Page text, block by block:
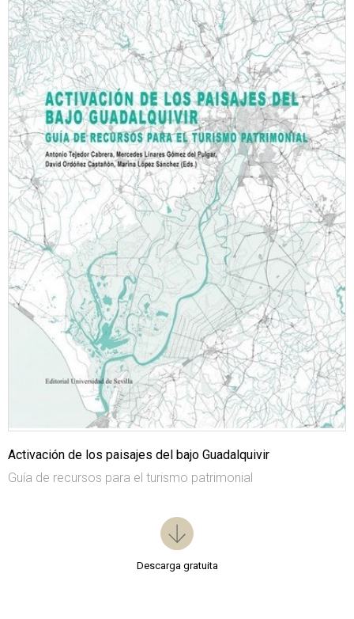
Activación de los paisajes del bajo Guadalquivir
Guía de recursos para el turismo patrimonial
Descarga gratuita